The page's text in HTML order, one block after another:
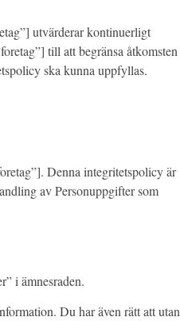
utvärderar kontinuerligt
till att begränsa åtkomsten
ska kunna uppfyllas.
Denna integritetspolicy är
av Personuppgifter som
i ämnesraden.
Du har även rätt att utan